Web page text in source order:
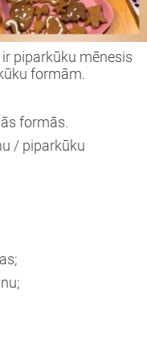
piparkūku mēnesis
formām.
formās.
/ piparkūku